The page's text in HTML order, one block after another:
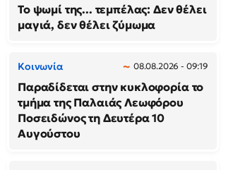
Το ψωμί της... τεμπέλας: Δεν θέλει
μαγιά, δεν θέλει ζύμωμα
Κοινωνία 08.08.2026 - 09:19
Παραδίδεται στην κυκλοφορία το
τμήμα της Παλαιάς Λεωφόρου
Ποσειδώνος τη Δευτέρα 10
Αυγούστου